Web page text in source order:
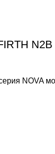
N2B
NOVA